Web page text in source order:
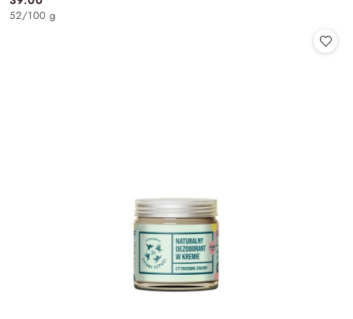
Cena:
52/100 g